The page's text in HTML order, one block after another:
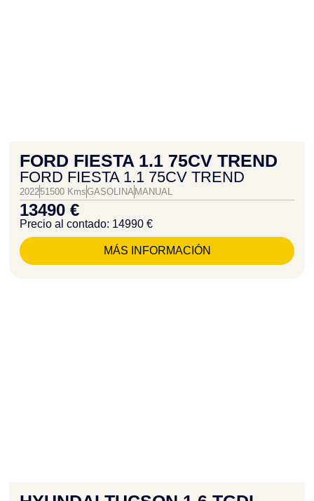
FORD FIESTA 1.1 75CV TREND
FORD FIESTA 1.1 75CV TREND
202251500 KmsGASOLINA MANUAL
13490 €
Precio al contado: 14990 €
MÁS INFORMACIÓN